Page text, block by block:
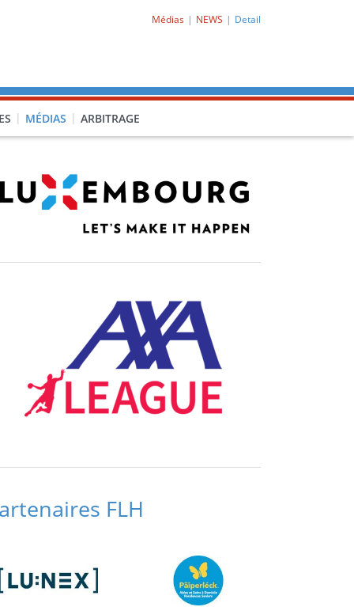
Médias NEWS Detail
MÉDIAS ARBITRAGE
FLH